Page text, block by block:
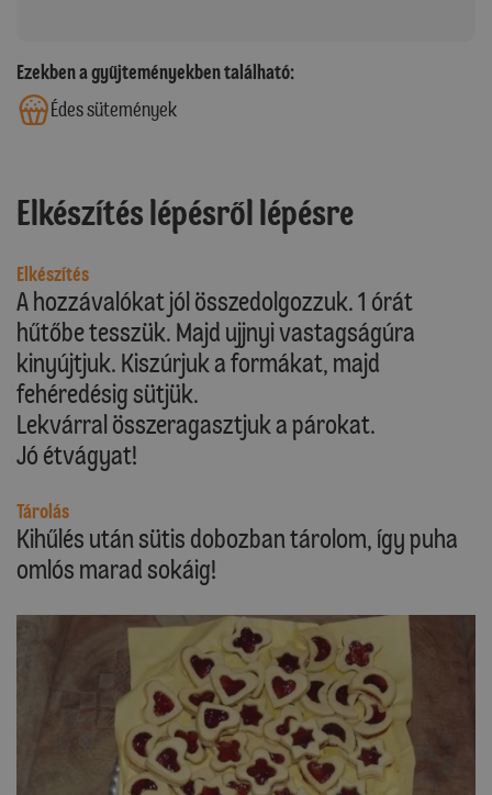
Ezekben a gyűjteményekben található:
Édes sütemények
Elkészítés lépésről lépésre
Elkészítés
A hozzávalókat jól összedolgozzuk. 1 órát
hűtőbe tesszük. Majd ujjnyi vastagságúra
kinyújtjuk. Kiszúrjuk a formákat, majd
fehéredésig sütjük.
Lekvárral összeragasztjuk a párokat.
Jó étvágyat!
Tárolás
Kihűlés után sütis dobozban tárolom, így puha
omlós marad sokáig!